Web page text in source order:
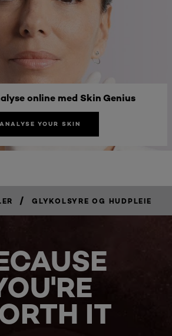
online med Skin Genius
ANALYSE YOUR SKIN
/ GLYKOLSYRE OG HUDPLEIE
IT